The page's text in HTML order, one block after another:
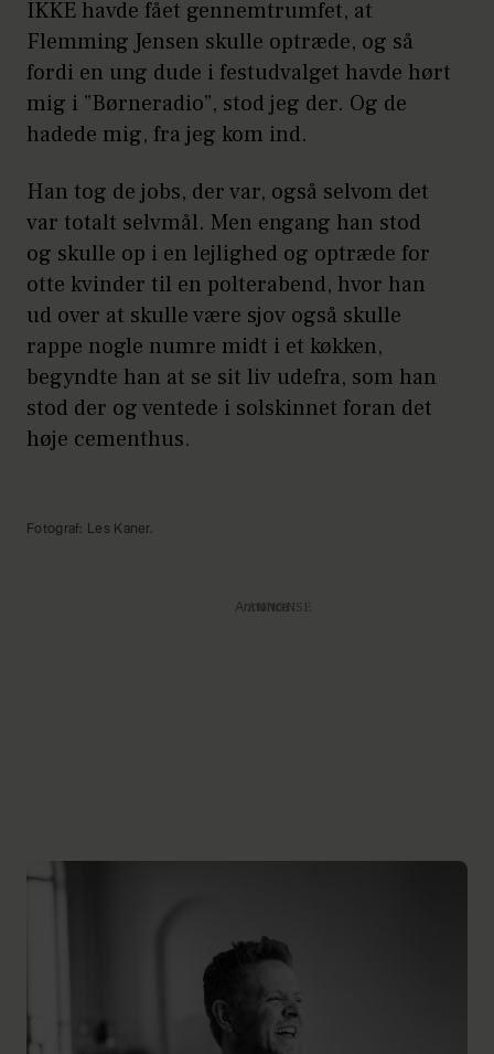
IKKE havde fået gennemtrumfet, at
Flemming Jensen skulle optræde, og så
fordi en ung dude i festudvalget havde hørt
mig i ”Børneradio”, stod jeg der. Og de
hadede mig, fra jeg kom ind.
Han tog de jobs, der var, også selvom det
var totalt selvmål. Men engang han stod
og skulle op i en lejlighed og optræde for
otte kvinder til en polterabend, hvor han
ud over at skulle være sjov også skulle
rappe nogle numre midt i et køkken,
begyndte han at se sit liv udefra, som han
stod der og ventede i solskinnet foran det
høje cementhus.
Fotograf: Les Kaner.
Annonce